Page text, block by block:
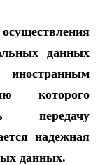
данных
которого
передачу
надежная
данных.